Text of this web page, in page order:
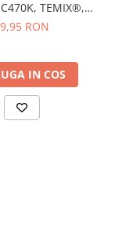
TEMIX®,
baterii incluse
RON
IN COS